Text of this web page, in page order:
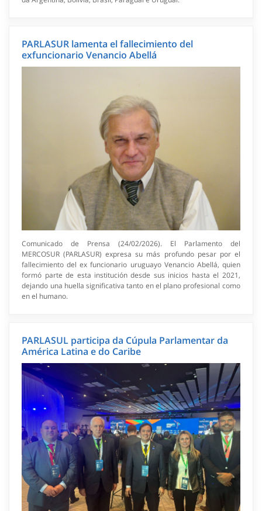
PARLASUR lamenta el fallecimiento del
exfuncionario Venancio Abellá
Comunicado de Prensa (24/02/2026). El Parlamento del
MERCOSUR (PARLASUR) expresa su más profundo pesar por el
fallecimiento del ex funcionario uruguayo Venancio Abellá, quien
formó parte de esta institución desde sus inicios hasta el 2021,
dejando una huella significativa tanto en el plano profesional como
en el humano.
PARLASUL participa da Cúpula Parlamentar da
América Latina e do Caribe